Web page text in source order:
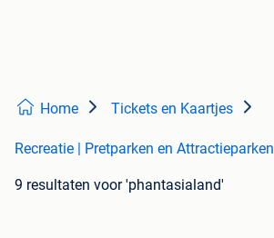
Home Tickets en Kaartjes
Recreatie | Pretparken en Attractieparken
9 resultaten voor 'phantasialand'